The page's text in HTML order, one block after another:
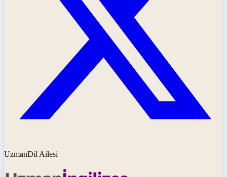
UzmanDil Ailesi